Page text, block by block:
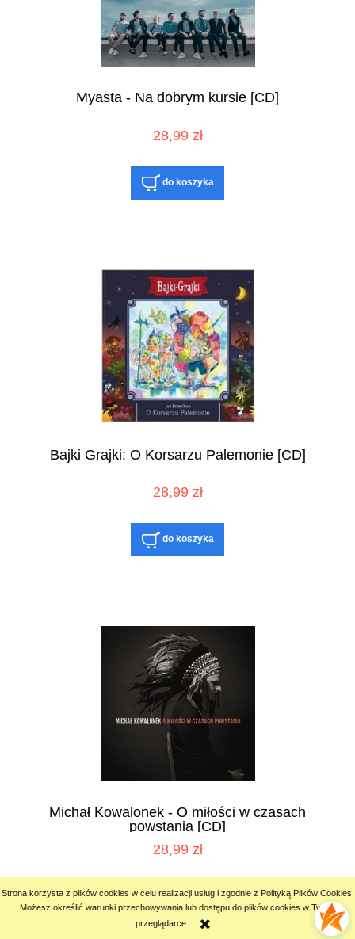
Strona korzysta z plików cookies w celu realizacji usług i zgodnie z Polityką Plików Cookies.
Możesz określić warunki przechowywania lub dostępu do plików cookies w Twojej
przeglądarce.
Myasta - Na dobrym kursie [CD]
28,99 zł
do koszyka
Bajki Grajki: O Korsarzu Palemonie [CD]
28,99 zł
do koszyka
Michał Kowalonek - O miłości w czasach
powstania [CD]
28,99 zł
powiadom o dostępności